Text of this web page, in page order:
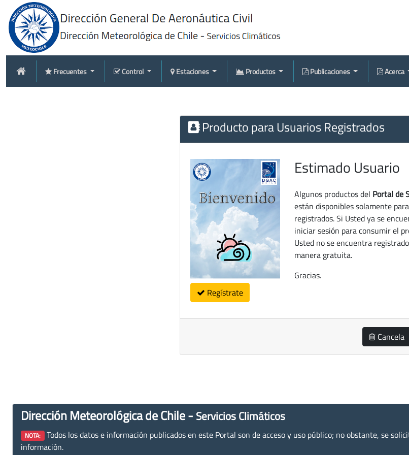
Frecuentes Control Estaciones Productos Publicaciones Acerca
Producto para Usuarios Registrados
Regístrate
Estimado Usuario
Algunos productos del Portal de
están disponibles solamente
registrados. Si Usted ya se
iniciar sesión para consumir el
Usted no se encuentra
manera gratuita.
Gracias.
Cancela
Dirección Meteorológica de Chile - Servicios Climáticos
NOTA: Todos los datos e información publicados en este Portal son de acceso y uso público; no obstante, se
información.